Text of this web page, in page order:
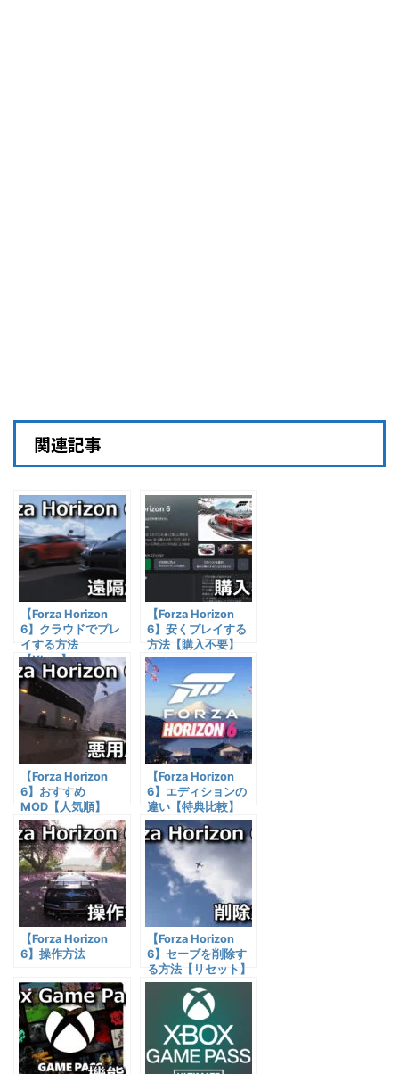
関連記事
【Forza Horizon
6】クラウドでプレ
イする方法
【Xbox】
【Forza Horizon
6】安くプレイする
方法【購入不要】
【Forza Horizon
6】おすすめ
MOD【人気順】
【Forza Horizon
6】エディションの
違い【特典比較】
【Forza Horizon
6】操作方法
【Forza Horizon
6】セーブを削除す
る方法【リセット】